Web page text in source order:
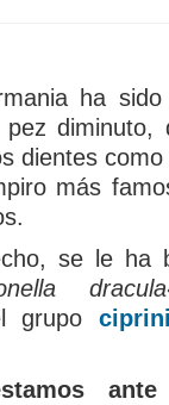
ha
pez diminuto,
dientes
más
se le ha
dracula
grupo